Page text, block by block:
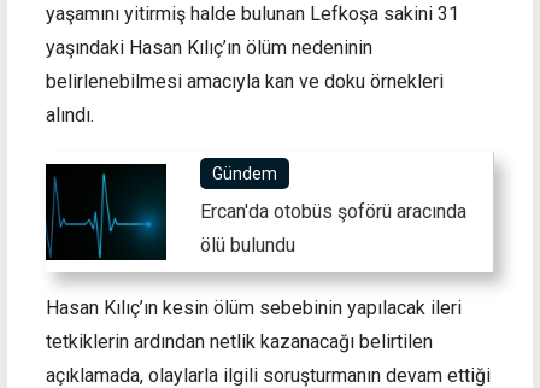
yaşamını yitirmiş halde bulunan Lefkoşa sakini 31
yaşındaki Hasan Kılıç’ın ölüm nedeninin
belirlenebilmesi amacıyla kan ve doku örnekleri
alındı.
Gündem
Ercan'da otobüs şoförü aracında
ölü bulundu
Hasan Kılıç’ın kesin ölüm sebebinin yapılacak ileri
tetkiklerin ardından netlik kazanacağı belirtilen
açıklamada, olaylarla ilgili soruşturmanın devam ettiği